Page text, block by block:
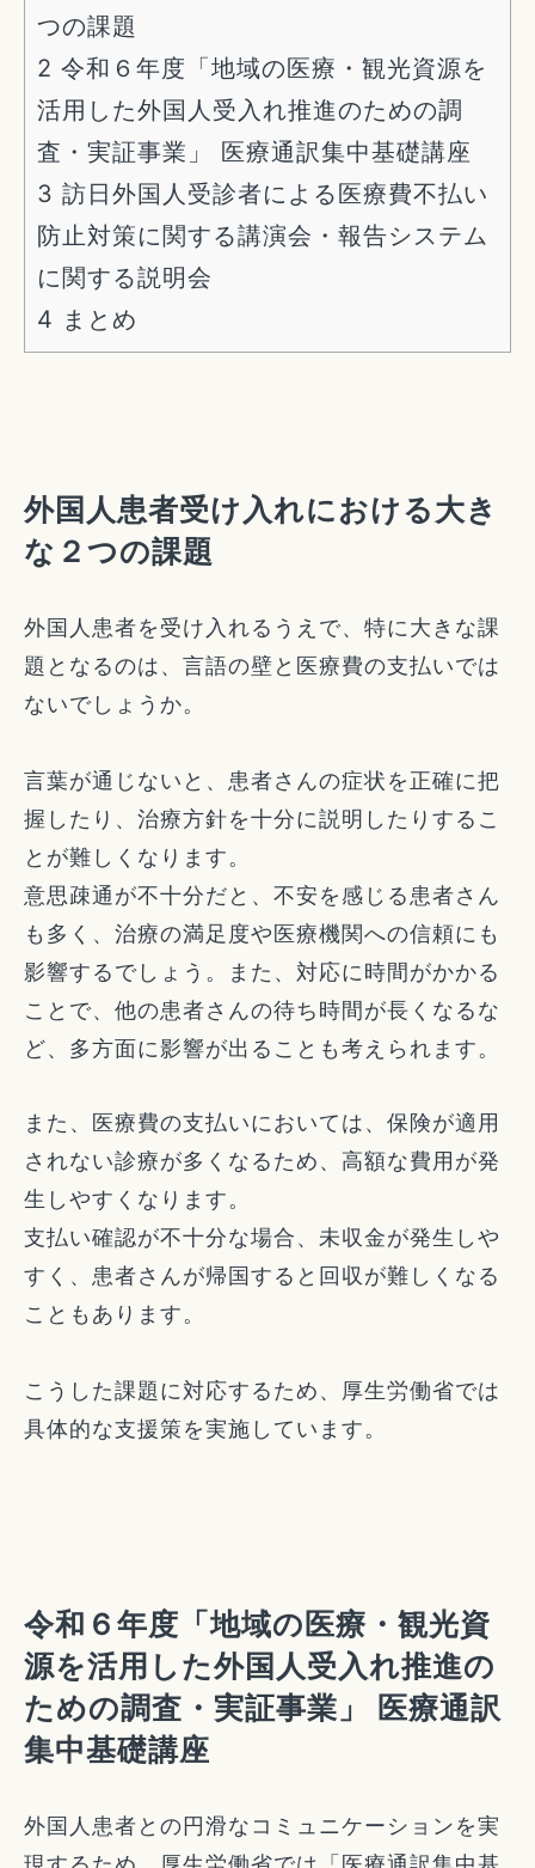
つの課題
2 令和６年度「地域の医療・観光資源を
活用した外国人受入れ推進のための調
査・実証事業」 医療通訳集中基礎講座
3 訪日外国人受診者による医療費不払い
防止対策に関する講演会・報告システム
に関する説明会
4 まとめ
外国人患者受け入れにおける大き
な２つの課題
外国人患者を受け入れるうえで、特に大きな課
題となるのは、言語の壁と医療費の支払いでは
ないでしょうか。
言葉が通じないと、患者さんの症状を正確に把
握したり、治療方針を十分に説明したりするこ
とが難しくなります。
意思疎通が不十分だと、不安を感じる患者さん
も多く、治療の満足度や医療機関への信頼にも
影響するでしょう。また、対応に時間がかかる
ことで、他の患者さんの待ち時間が長くなるな
ど、多方面に影響が出ることも考えられます。
また、医療費の支払いにおいては、保険が適用
されない診療が多くなるため、高額な費用が発
生しやすくなります。
支払い確認が不十分な場合、未収金が発生しや
すく、患者さんが帰国すると回収が難しくなる
こともあります。
こうした課題に対応するため、厚生労働省では
具体的な支援策を実施しています。
令和６年度「地域の医療・観光資
源を活用した外国人受入れ推進の
ための調査・実証事業」 医療通訳
集中基礎講座
外国人患者との円滑なコミュニケーションを実